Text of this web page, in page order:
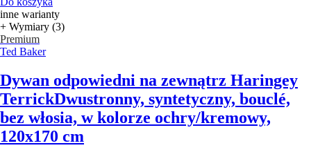
inne warianty
+ Wymiary (3)
Premium
Ted Baker
Dywan odpowiedni na zewnątrz Haringey
TerrickDwustronny, syntetyczny, bouclé,
bez włosia, w kolorze ochry/kremowy,
120x170 cm